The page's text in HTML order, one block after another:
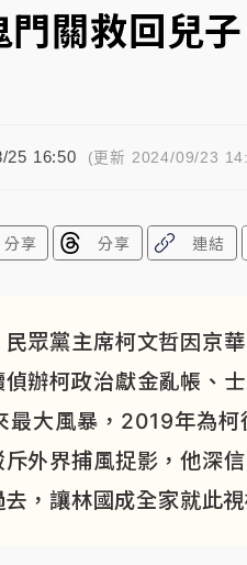
門關救回兒
25 16:50 (更新 2024/09/23
分享 分享 連結
民眾黨主席柯文哲因京
辦柯政治獻金亂帳、
最大風暴，2019年為
外界捕風捉影，他深
，讓林國成全家就此